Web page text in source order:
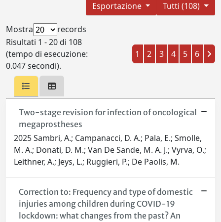
Tutti (108)
Esportazione
Mostra
records
Risultati 1 - 20 di 108
(tempo di esecuzione:
0.047 secondi).
1 2 3 4 5 6
Two-stage revision for infection of oncological
megaprostheses
2025 Sambri, A.; Campanacci, D. A.; Pala, E.; Smolle,
M. A.; Donati, D. M.; Van De Sande, M. A. J.; Vyrva, O.;
Leithner, A.; Jeys, L.; Ruggieri, P.; De Paolis, M.
Correction to: Frequency and type of domestic
injuries among children during COVID-19
lockdown: what changes from the past? An